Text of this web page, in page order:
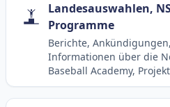
Landesauswahlen,
Programme
Berichte,
Informationen über die
Baseball Academy,